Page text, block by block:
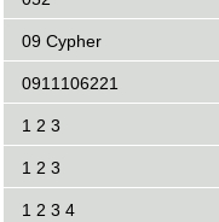
09 Cypher
0911106221
1 2 3
1 2 3
1 2 3 4